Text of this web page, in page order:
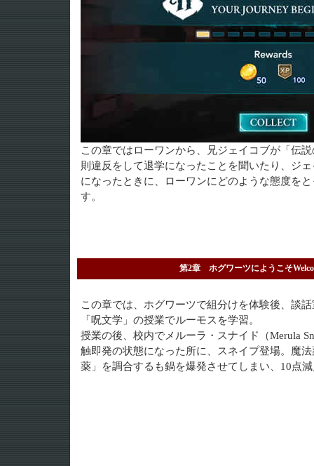
この章ではローワンから、兄ジェイコブが「伝
則違反をして退学になったことを聞いたり、ジ
になったときに、ローワンにどのような態度を
す。
第2章 ホグワーツにようこそ
この章では、ホグワーツで組分けを体験後、談
「呪文学」の授業でルーモスを学習。
授業の後、校内でメルーラ・スナイド（Merula
触即発の状態になった所に、スネイプ登場。魔
薬」を調合するも鍋を爆発させてしまい、10点